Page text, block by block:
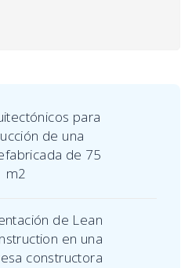
para
de una
de 75
m2
de Lean
en una
constructora